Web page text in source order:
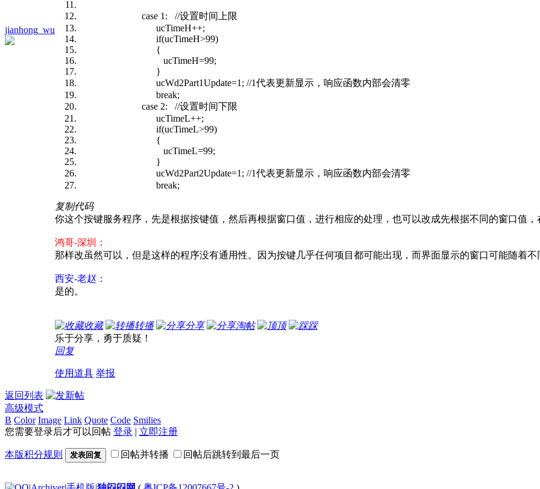
jianhong_wu
case 1: //设置时间上限
ucTimeH++;
if(ucTimeH>99)
{
ucTimeH=99;
}
ucWd2Part1Update=1; //1代表更新显示，响应函数内部会清零
break;
case 2: //设置时间下限
ucTimeL++;
if(ucTimeL>99)
{
ucTimeL=99;
}
ucWd2Part2Update=1; //1代表更新显示，响应函数内部会清零
break;
复制代码
你这个按键服务程序，先是根据按键值，然后再根据窗口值，进行相应的处理，也可以改成先根据不同的窗口值，
鸿哥-深圳：
那样改虽然可以，但是这样的程序没有通用性。因为按键几乎任何项目都可能出现，而界面显示的窗口可能随着不
西安-老赵：
是的。
收藏 转播 分享 淘帖 顶
踩
乐于分享，勇于质疑！
回复
使用道具 举报
返回列表
高级模式
B Color Image Link Quote Code Smilies
您需要登录后才可以回帖 登录 | 立即注册
本版积分规则 发表回复 回帖并转播 回帖后跳转到最后一页